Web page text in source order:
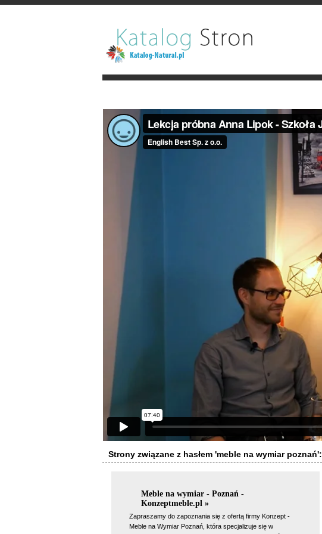
Strony związane z hasłem 'meble na wymiar poznań':
Meble na wymiar - Poznań -
Konzeptmeble.pl »
Zapraszamy do zapoznania się z ofertą firmy Konzept -
Meble na Wymiar Poznań, która specjalizuje się w